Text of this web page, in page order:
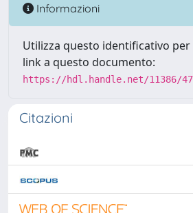
Informazioni
Utilizza questo identificativo
link a questo documento:
https://hdl.handle.net/11386/
Citazioni